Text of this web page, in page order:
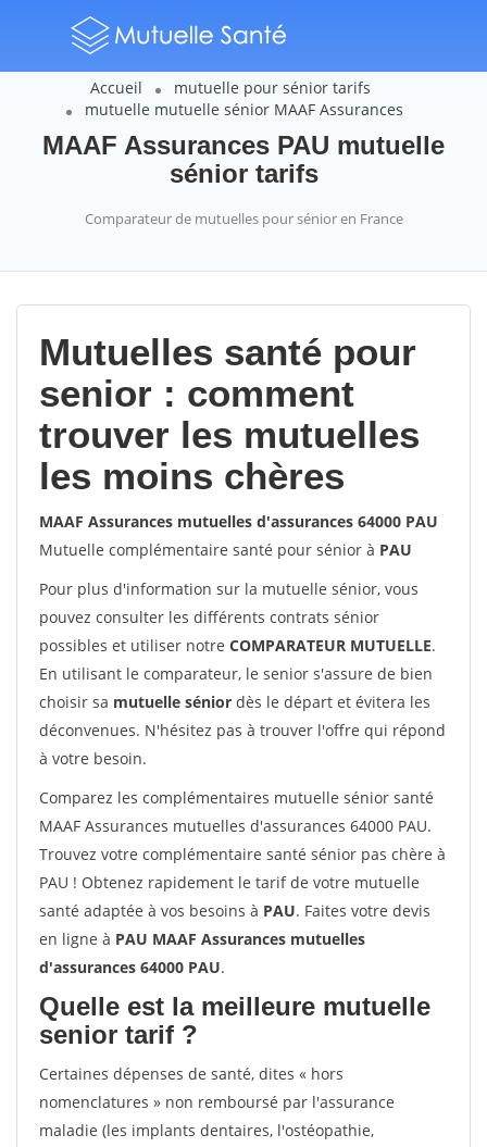
Accueil
mutuelle pour sénior tarifs
mutuelle mutuelle sénior MAAF Assurances
MAAF Assurances PAU mutuelle
sénior tarifs
Comparateur de mutuelles pour sénior en France
Mutuelles santé pour
senior : comment
trouver les mutuelles
les moins chères
MAAF Assurances mutuelles d'assurances 64000 PAU
Mutuelle complémentaire santé pour sénior à PAU
Pour plus d'information sur la mutuelle sénior, vous
pouvez consulter les différents contrats sénior
possibles et utiliser notre COMPARATEUR MUTUELLE.
En utilisant le comparateur, le senior s'assure de bien
choisir sa mutuelle sénior dès le départ et évitera les
déconvenues. N'hésitez pas à trouver l'offre qui répond
à votre besoin.
Comparez les complémentaires mutuelle sénior santé
MAAF Assurances mutuelles d'assurances 64000 PAU.
Trouvez votre complémentaire santé sénior pas chère à
PAU ! Obtenez rapidement le tarif de votre mutuelle
santé adaptée à vos besoins à PAU. Faites votre devis
en ligne à PAU MAAF Assurances mutuelles
d'assurances 64000 PAU.
Quelle est la meilleure mutuelle
senior tarif ?
Certaines dépenses de santé, dites « hors
nomenclatures » non remboursé par l'assurance
maladie (les implants dentaires, l'ostéopathie,